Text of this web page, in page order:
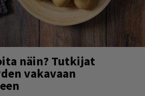
näin? Tutkijat
vakavaan